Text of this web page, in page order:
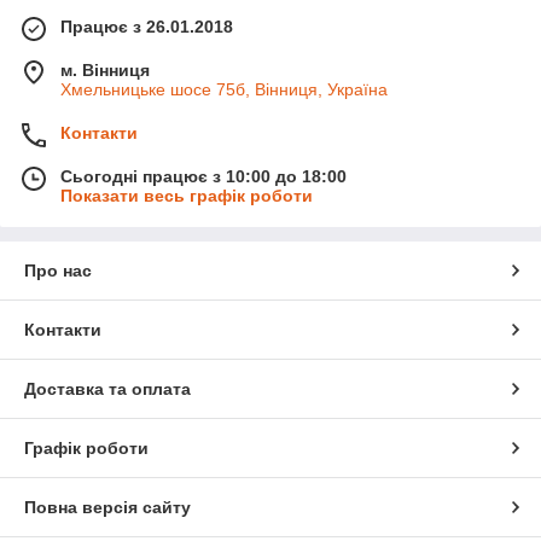
Працює з 26.01.2018
м. Вінниця
Хмельницьке шосе 75б, Вінниця, Україна
Контакти
Сьогодні працює з 10:00 до 18:00
Показати весь графік роботи
Про нас
Контакти
Доставка та оплата
Графік роботи
Повна версія сайту